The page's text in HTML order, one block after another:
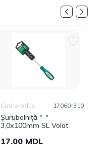
Șurubelniță "-"
3,0х100mm SL Volat
Cod produs: 17060-310
17.00 MDL